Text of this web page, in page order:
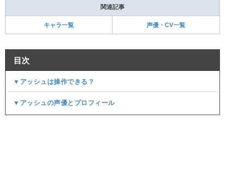
関連記事
キャラ一覧 声優・CV一覧
目次
▼アッシュは操作できる？
▼アッシュの声優とプロフィール